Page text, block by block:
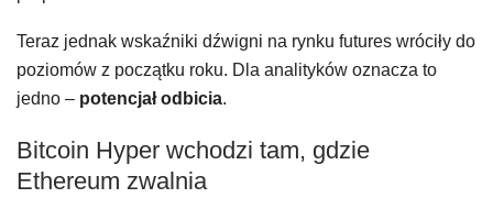
Teraz jednak wskaźniki dźwigni na rynku futures wróciły do
poziomów z początku roku. Dla analityków oznacza to
jedno – potencjał odbicia.
Bitcoin Hyper wchodzi tam, gdzie
Ethereum zwalnia